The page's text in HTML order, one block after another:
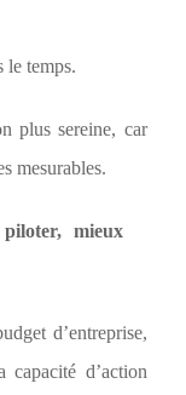
le temps.
plus sereine, car
mesurables.
mieux
d’entreprise,
capacité d’action